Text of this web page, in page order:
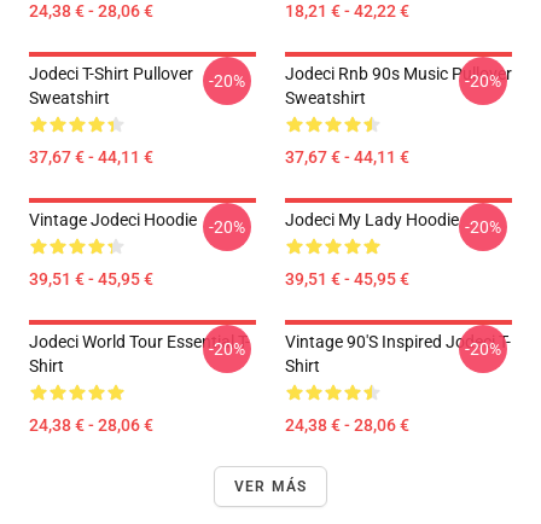
24,38 € - 28,06 € 18,21 € - 42,22 €
Jodeci T-Shirt Pullover
Sweatshirt
37,67 € - 44,11 €
-20%
Jodeci Rnb 90s Music Pullover
Sweatshirt
37,67 € - 44,11 €
-20%
Vintage Jodeci Hoodie
39,51 € - 45,95 €
-20% Jodeci My Lady Hoodie
39,51 € - 45,95 €
-20%
Jodeci World Tour Essential T-
Shirt
24,38 € - 28,06 €
-20%
Vintage 90's Inspired Jodeci T-
Shirt
24,38 € - 28,06 €
-20%
VER MÁS